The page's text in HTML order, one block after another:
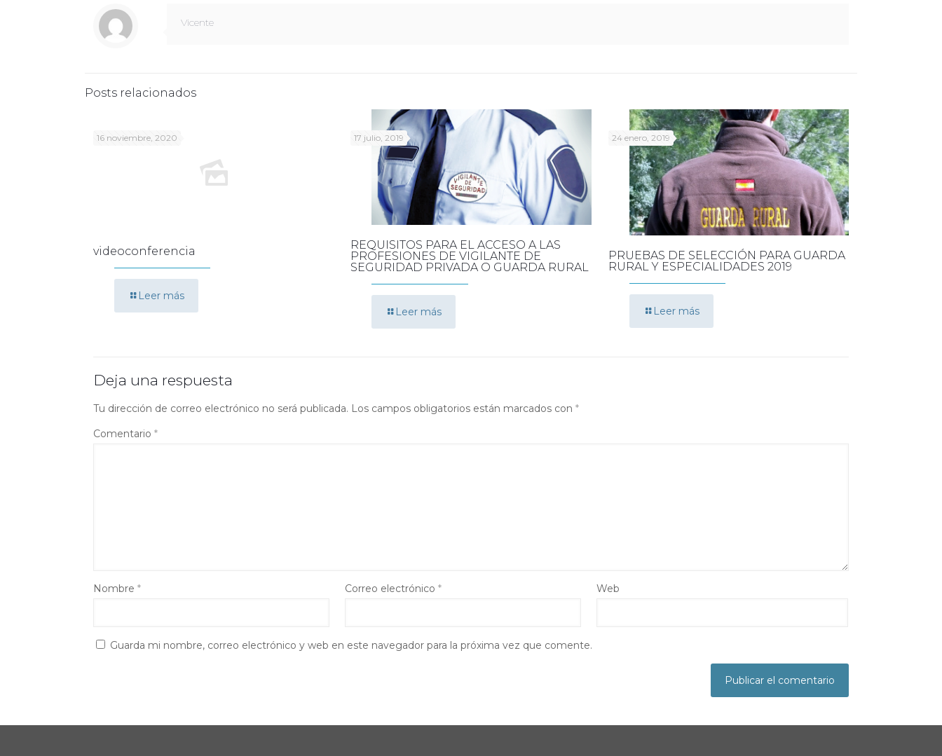
Vicente
Posts relacionados
16 noviembre, 2020
videoconferencia
Leer más
17 julio, 2019
REQUISITOS PARA EL ACCESO A LAS
PROFESIONES DE VIGILANTE DE
SEGURIDAD PRIVADA O GUARDA RURAL
Leer más
24 enero, 2019
PRUEBAS DE SELECCIÓN PARA GUARDA
RURAL Y ESPECIALIDADES 2019
Leer más
Deja una respuesta
Tu dirección de correo electrónico no será publicada. Los campos obligatorios están marcados con *
Comentario *
Nombre * Correo electrónico * Web
Guarda mi nombre, correo electrónico y web en este navegador para la próxima vez que comente.